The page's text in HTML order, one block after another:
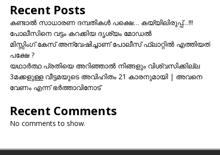
Recent Posts
കണ്ടാൽ സാധാരണ ദമ്പതികൾ പക്ഷെ… കയ്യിലിരുപ്പ്…!!!
പോലീസിനെ വട്ടം കറക്കിയ ദൃശ്യം മോഡല്‍
മിസ്സിംഗ് കേസ് അന്വേഷിച്ചാണ് പോലീസ് ഫ്ലാറ്റിൽ എത്തിയത്
പക്ഷേ ?
യഥാർത്ഥ പ്രതിയെ അറിഞ്ഞാൽ നിങ്ങളും വിശ്വസിക്കില്ല
3മക്കളുള്ള വീട്ടമയുടെ അവിഹിതം 21 കാരനുമായി | അവനെ
വേണം എന്ന് ഭർത്താവിനോട്
Recent Comments
No comments to show.